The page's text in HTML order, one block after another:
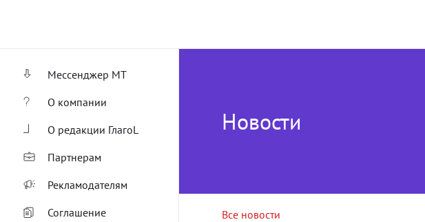
Мессенджер МТ
О компании
О редакции ГлагоL
Партнерам
Рекламодателям
Соглашение
Новости
Все новости